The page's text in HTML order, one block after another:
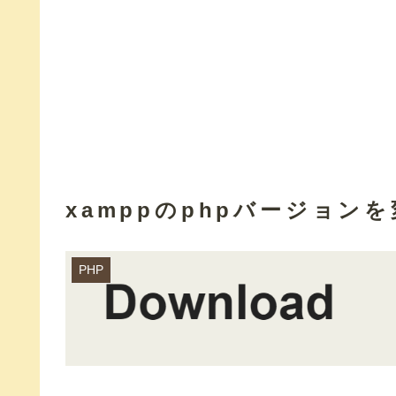
xamppのphpバージョンを
PHP